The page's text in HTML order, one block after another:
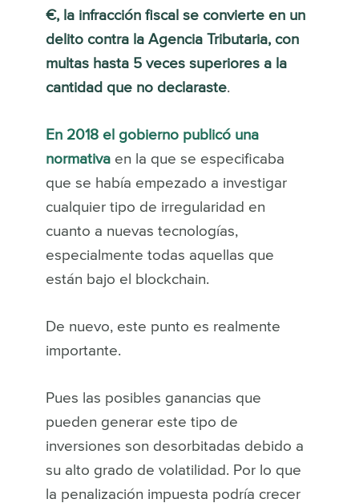
€, la infracción fiscal se convierte en un
delito contra la Agencia Tributaria, con
multas hasta 5 veces superiores a la
cantidad que no declaraste.
En 2018 el gobierno publicó una
normativaen la que se especificaba
que se había empezado a investigar
cualquier tipo de irregularidad en
cuanto a nuevas tecnologías,
especialmente todas aquellas que
están bajo el blockchain.
De nuevo, este punto es realmente
importante.
Pues las posibles ganancias que
pueden generar este tipo de
inversiones son desorbitadas debido a
su alto grado de volatilidad. Por lo que
la penalización impuesta podría crecer